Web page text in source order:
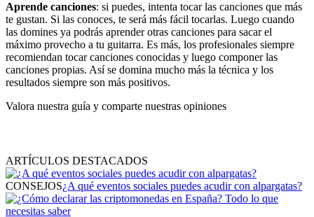
Aprende canciones: si puedes, intenta tocar las canciones que más
te gustan. Si las conoces, te será más fácil tocarlas. Luego cuando
las domines ya podrás aprender otras canciones para sacar el
máximo provecho a tu guitarra. Es más, los profesionales siempre
recomiendan tocar canciones conocidas y luego componer las
canciones propias. Así se domina mucho más la técnica y los
resultados siempre son más positivos.
Valora nuestra guía y comparte nuestras opiniones
ARTÍCULOS DESTACADOS
CONSEJOS¿A qué eventos sociales puedes acudir con alpargatas?